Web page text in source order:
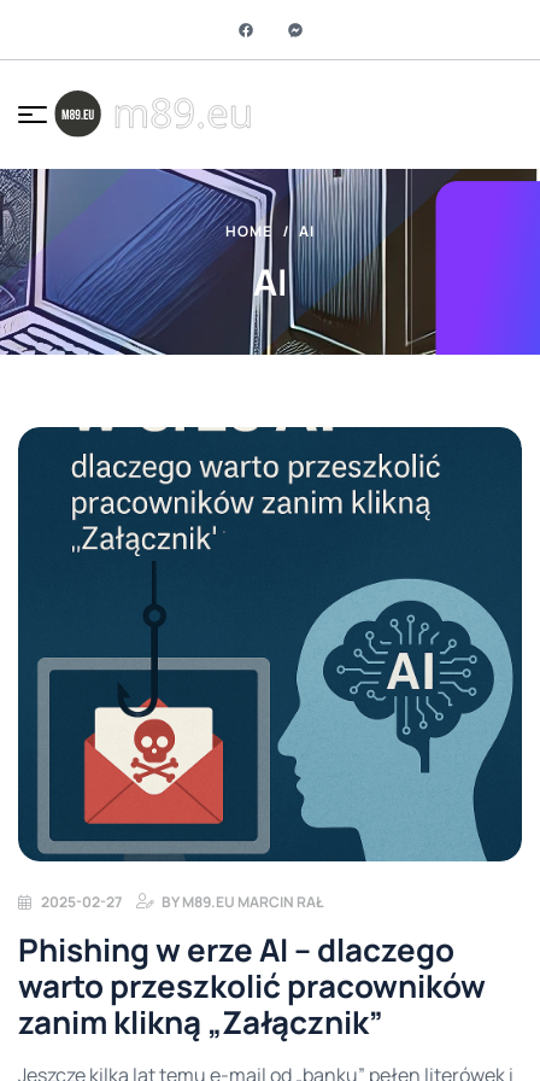
HOME AI
AI
2025-02-27 BYM89.EU MARCIN RAŁ
Phishing w erze AI – dlaczego
warto przeszkolić pracowników
zanim klikną „Załącznik”
Jeszcze kilka lat temu e-mail od „banku” pełen literówek i